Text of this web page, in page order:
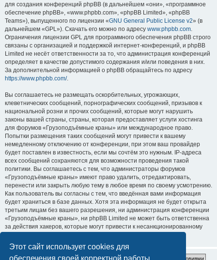
Этот сайт использует cookies для
обеспечения своей корректной работы.
для создания конференций phpBB (в дальнейшем «они», «программное
обеспечение phpBB», «www.phpbb.com», «phpBB Limited», «phpBB
Teams»), выпущенного по лицензии «GNU General Public License v2» (в
дальнейшем «GPL»). Скачать его можно по адресу www.phpbb.com.
Ограничения лицензии GPL для программного обеспечения phpBB строго
связаны с организацией и поддержкой интернет-конференций, и phpBB
Limited не несёт ответственности за то, что администрация конференций
определяет в качестве допустимого содержания и/или поведения в них.
За дополнительной информацией о phpBB обращайтесь по адресу
https://www.phpbb.com/.
Вы соглашаетесь не размещать оскорбительных, угрожающих,
клеветнических сообщений, порнографических сообщений, призывов к
национальной розни и прочих сообщений, которые могут нарушить
законы вашей страны, страны, которая предоставляет услуги хостинга
для форумов «Грузоподъёмные краны» или международное право.
Попытки размещения таких сообщений могут привести к вашему
немедленному отключению от конференции, при этом ваш провайдер
будет поставлен в известность, если мы сочтём это нужным. IP-адреса
всех сообщений сохраняются для возможности проведения такой
политики. Вы соглашаетесь с тем, что администраторы форумов
«Грузоподъёмные краны» имеют право удалить, отредактировать,
перенести или закрыть любую тему в любое время по своему усмотрению.
Как пользователь вы согласны с тем, что введённая вами информация
будет храниться в базе данных. Хотя эта информация не будет открыта
третьим лицам без вашего разрешения, ни администрация конференции
«Грузоподъёмные краны», ни phpBB Limited не может быть ответственна
за действия хакеров, которые могут привести к несанкционированному